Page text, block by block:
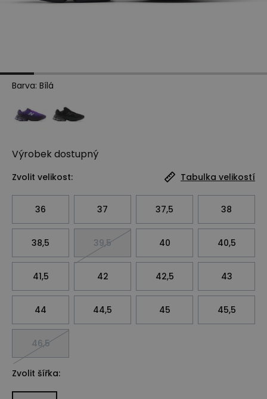
Barva: Bílá
Výrobek dostupný
Zvolit velikost: Tabulka velikostí
36 37 37,5 38
38,5 39,5 40 40,5
41,5 42 42,5 43
44 44,5 45 45,5
46,5
Zvolit šířka: